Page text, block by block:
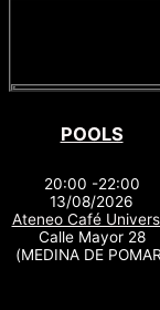
POOLS
20:00 -22:00
13/08/2026
Ateneo Café
Calle Mayor 28
(MEDINA DE